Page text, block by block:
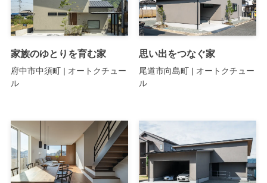
家族のゆとりを育む家
府中市中須町 | オートクチュー
ル
思い出をつなぐ家
尾道市向島町 | オートクチュー
ル